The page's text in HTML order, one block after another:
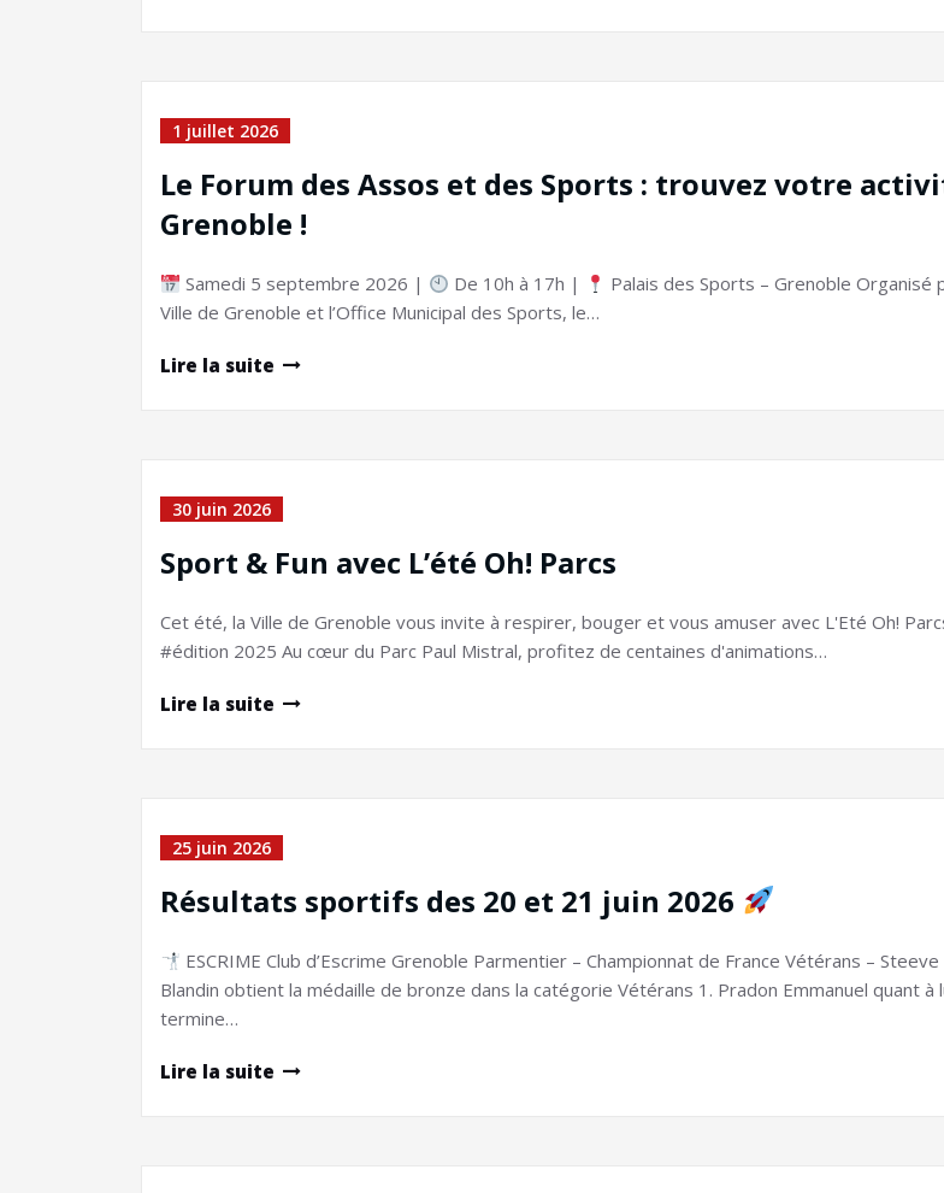
1 juillet 2026
Le Forum des Assos et des Sports : trouvez votre
Grenoble !
Samedi 5 septembre 2026 | De 10h à 17h |
Palais des Sports – Grenoble Organisé
Ville de Grenoble et l’Office Municipal des Sports, le…
Lire la suite
30 juin 2026
Sport & Fun avec L’été Oh! Parcs
Cet été, la Ville de Grenoble vous invite à respirer, bouger et vous amuser avec L'Eté Oh!
#édition 2025 Au cœur du Parc Paul Mistral, profitez de centaines d'animations…
Lire la suite
25 juin 2026
Résultats sportifs des 20 et 21 juin 2026
ESCRIME Club d’Escrime Grenoble Parmentier – Championnat de France Vétérans – Steeve
Blandin obtient la médaille de bronze dans la catégorie Vétérans 1. Pradon Emmanuel quant à
termine…
Lire la suite